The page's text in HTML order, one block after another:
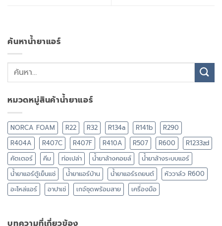
ค้นหาน้ำยาแอร์
หมวดหมู่สินค้าน้ำยาแอร์
NORCA FOAM R22 R32 R134a R141b
R290
R404A
R407C R407F R410A R507 R600
R1233zd
คัตเตอร์
คีม ท่อเปล่า น้ำยาล้างคอยล์
น้ำยาล้างระบบแอร์
น้ำยาแอร์ตู้เย็นแช่
น้ำยาแอร์บ้าน น้ำยาแอร์รถยนต์
หัววาล์ว R600
อะไหล่แอร์
อาปาเช่ เกจ์ชุดพร้อมสาย เครื่องมือ
บทความที่เกี่ยวข้อง